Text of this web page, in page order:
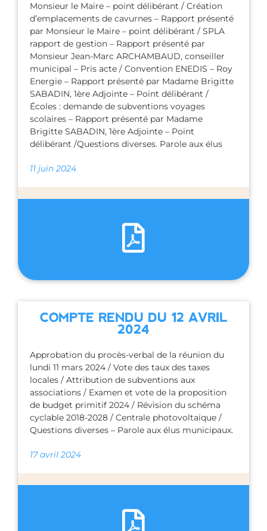
Monsieur le Maire – point délibérant / Création
d’emplacements de cavurnes – Rapport présenté
par Monsieur le Maire – point délibérant / SPLA
rapport de gestion – Rapport présenté par
Monsieur Jean-Marc ARCHAMBAUD, conseiller
municipal – Pris acte / Convention ENEDIS – Roy
Energie – Rapport présenté par Madame Brigitte
SABADIN, 1ère Adjointe – Point délibérant /
Écoles : demande de subventions voyages
scolaires – Rapport présenté par Madame
Brigitte SABADIN, 1ère Adjointe – Point
délibérant /Questions diverses. Parole aux élus
11 juin 2024
COMPTE RENDU DU 12 AVRIL
2024
Approbation du procès-verbal de la réunion du
lundi 11 mars 2024 / Vote des taux des taxes
locales / Attribution de subventions aux
associations / Examen et vote de la proposition
de budget primitif 2024 / Révision du schéma
cyclable 2018-2028 / Centrale photovoltaïque /
Questions diverses – Parole aux élus municipaux.
17 avril 2024